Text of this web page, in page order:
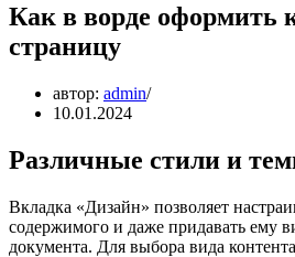
Как в ворде оформить
страницу
автор: admin
10.01.2024
Различные стили и
Вкладка «Дизайн» позволяет
содержимого и даже придавать ему
документа. Для выбора вида